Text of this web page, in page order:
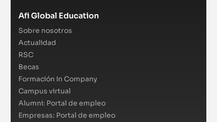
Afi Global Education
Sobre nosotros
Actualidad
RSC
Becas
Formación In Company
Campus virtual
Alumni: Portal de empleo
Empresas: Portal de empleo